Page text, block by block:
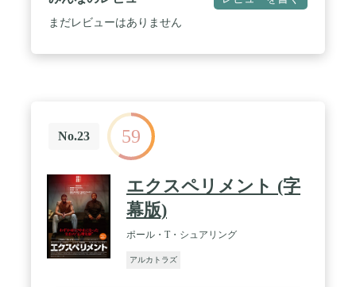
まだレビューはありません
No.23 59
エクスペリメント (字
幕版)
ポール・T・シュアリング
アルカトラズ